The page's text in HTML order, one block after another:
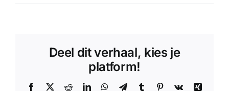
Deel dit verhaal, kies je
platform!
Facebook
X RedditLinkedInWhatsApp
TelegramTumblr Pinterest
Vk
Xing